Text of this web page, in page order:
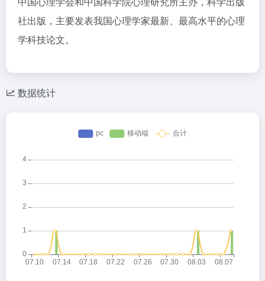
社出版，主要发表我国心理学家最新、最高水平的心理
学科技论文。
数据统计